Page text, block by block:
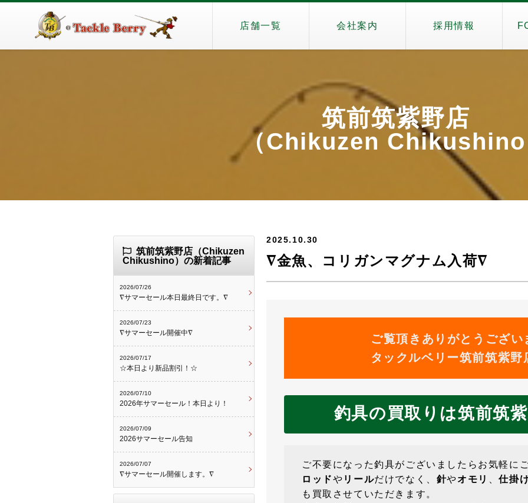
店舗一覧 会社案内 採用情報
筑前筑紫野店
（Chikuzen
2025.10.30
∇金魚、コリガンマグナム入荷∇
ご覧頂きありがとうござい
タックルベリー筑前筑紫野
釣具の買取りは筑前筑
ご不要になった釣具がございましたらお気軽に
ロッドや リールだけでなく、 針やオモリ 、仕掛
も買取させていただきます。
筑前筑紫野店（Chikuzen
Chikushino）の新着記事
2026/07/26
∇サマーセール本日最終日です。∇
2026/07/23
∇サマーセール開催中∇
2026/07/17
☆本日より新品割引！☆
2026/07/10
2026年サマーセール！本日より！
2026/07/09
2026サマーセール告知
2026/07/07
∇サマーセール開催します。∇